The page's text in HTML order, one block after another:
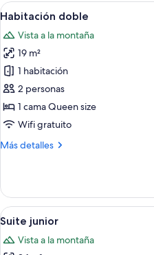
Ver
todas
las
fotos
de
Habitación
doble
4
Habitación doble
Vista a la montaña
19 m²
1 habitación
2 personas
1 cama Queen size
Wifi gratuito
Más detalles
Más
doble
Ver
todas
las
6
Suite junior
Vista a la montaña